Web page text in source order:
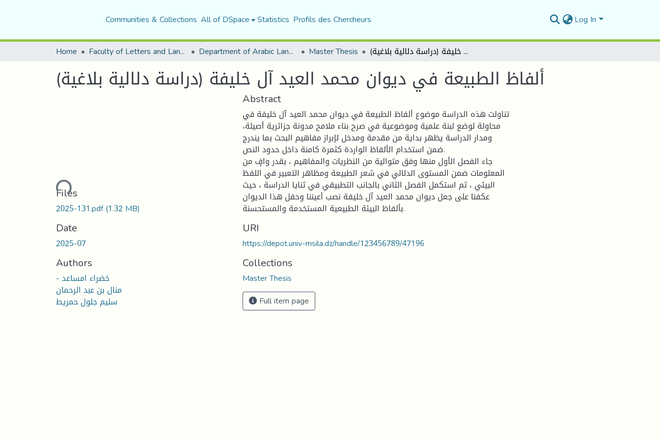
Communities & Collections All of DSpace Statistics Profils des Chercheurs Log In
Home Faculty of Letters and Languages Department of Arabic Language and Literature Master Thesis ألفاظ الطبيعة في ديوان محمد العيد آل خليفة (دراسة دلالية بلاغية)
ألفاظ الطبيعة في ديوان محمد العيد آل خليفة (دراسة دلالية بلاغية)
Loading...
Files
2025-131.pdf(1.32 MB)
Date
2025-07
Authors
- خضراء امساعد
منال بن عبد الرحمان
سليم جلول حمريط
Abstract
تناولت هذه الدراسة موضوع ألفاظ الطبيعة في ديوان محمد العيد آل خليفة في
محاولة لوضع لبنة علمية وموضوعية في صرح بناء ملامح مدونة جزائرية أصيلة،
ومدار الدراسة يظهر بداية من مقدمة ومدخل لإبراز مفاهيم البحث بما يندرج
ضمن استخدام الألفاظ الواردة كثمرة كامنة داخل حدود النص.
جاء الفصل الأول منها وفق متوالية من النظريات والمفاهيم ، بقدر وافٍ من
المعلومات ضمن المستوى الدلالي في شعر الطبيعة ومظاهر التعبير في اللفظ
البيئي ، ثم استكمل الفصل الثاني بالجانب التطبيقي في ثنايا الدراسة ، حيث
عكفنا على جعل ديوان محمد العيد آل خليفة نصب أعيننا وحفل هذا الديوان
بألفاظ البيئة الطبيعية المستخدمة والمستحسنة.
URI
https://depot.univ-msila.dz/handle/123456789/47196
Collections
Master Thesis
Full item page